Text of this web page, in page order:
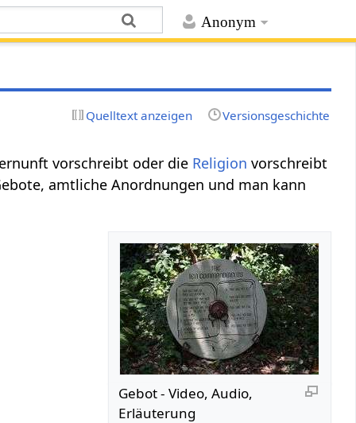
Anonym
Quelltext anzeigen Versionsgeschichte
vorschreibt oder die Religion vorschreibt
amtliche Anordnungen und man kann
Gebot‏‎ - Video, Audio,
Erläuterung